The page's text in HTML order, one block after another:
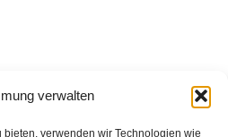
verwalten
verwenden wir Technologien wie